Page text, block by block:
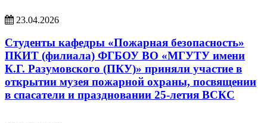
23.04.2026
Студенты кафедры «Пожарная безопасность»
ПКИТ (филиала) ФГБОУ ВО «МГУТУ имени
К.Г. Разумовского (ПКУ)» приняли участие в
открытии музея пожарной охраны, посвящении
в спасатели и праздновании 25-летия ВСКС